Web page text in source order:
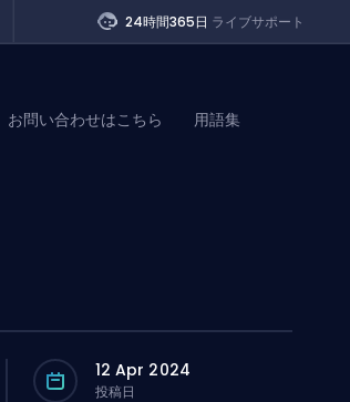
24時間365日 ライブサポート
お問い合わせはこちら 用語集
12 Apr 2024
投稿日